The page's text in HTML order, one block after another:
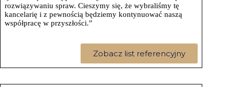
rozwiązywaniu spraw. Cieszymy się, że wybraliśmy tę
kancelarię i z pewnością będziemy kontynuować naszą
współpracę w przyszłości.”
Zobacz list referencyjny